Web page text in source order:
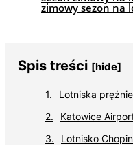
zimowy sezon na
Spis treści [hide]
Lotniska
Katowice
Lotnisko